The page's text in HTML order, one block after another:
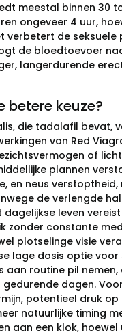
meestal binnen 30
ongeveer 4 uur,
de
de bloedtoevoer
langerdurende
betere keuze?
die tadalafil bevat,
van Red
of
plannen
en neus
de verlengde
leven
zonder constante
plotselinge visie
lage dosis optie
routine pil
dagen.
potentieel druk
natuurlijke timing
aan een klok,